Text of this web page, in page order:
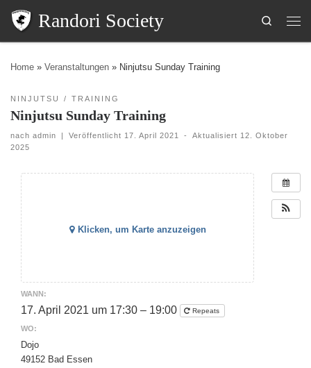
Randori Society Search
Home » Veranstaltungen » Ninjutsu Sunday Training
NINJUTSU TRAINING
Ninjutsu Sunday Training
nach admin | Veröffentlicht 17. April 2021 - Aktualisiert 12. Oktober
2025
Klicken, um Karte anzuzeigen
WANN:
17. April 2021 um 17:30 – 19:00 Repeats
WO:
Dojo
49152 Bad Essen